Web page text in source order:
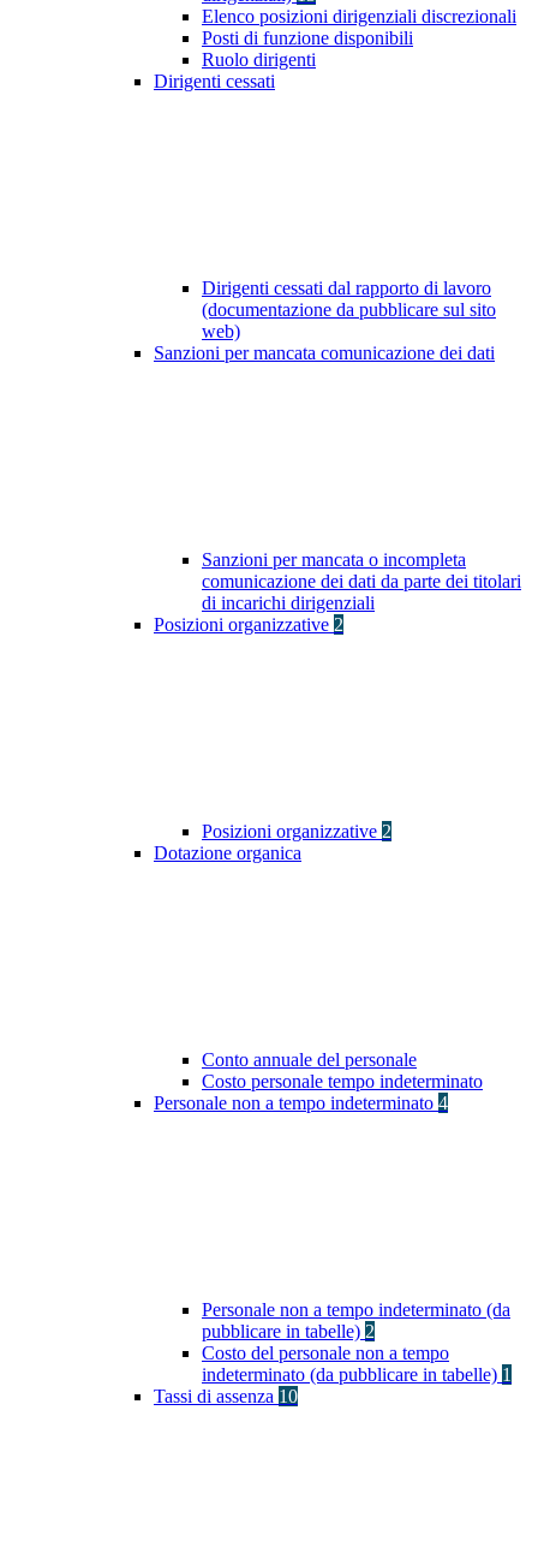
Elenco posizioni dirigenziali discrezionali
Posti di funzione disponibili
Ruolo dirigenti
Dirigenti cessati
Dirigenti cessati dal rapporto di lavoro
(documentazione da pubblicare sul sito
web)
Sanzioni per mancata comunicazione dei dati
Sanzioni per mancata o incompleta
comunicazione dei dati da parte dei titolari
di incarichi dirigenziali
Posizioni organizzative 2
Posizioni organizzative 2
Dotazione organica
Conto annuale del personale
Costo personale tempo indeterminato
Personale non a tempo indeterminato 4
Personale non a tempo indeterminato (da
pubblicare in tabelle) 2
Costo del personale non a tempo
indeterminato (da pubblicare in tabelle) 1
Tassi di assenza 10